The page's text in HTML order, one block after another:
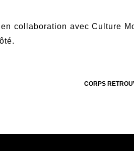
collaboration avec Culture
CORPS